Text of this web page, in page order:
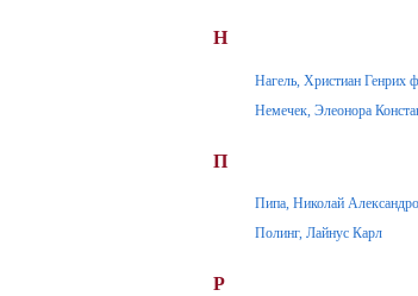
Н
Нагель, Христиан Генрих
Немечек, Элеонора
П
Пипа, Николай
Полинг, Лайнус Карл
Р